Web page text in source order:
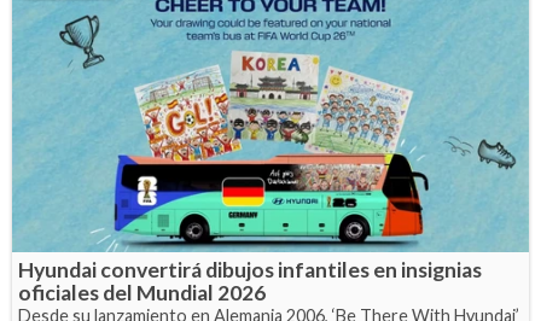
Hyundai convertirá dibujos infantiles en insignias
oficiales del Mundial 2026
Desde su lanzamiento en Alemania 2006, ‘Be There With Hyundai’